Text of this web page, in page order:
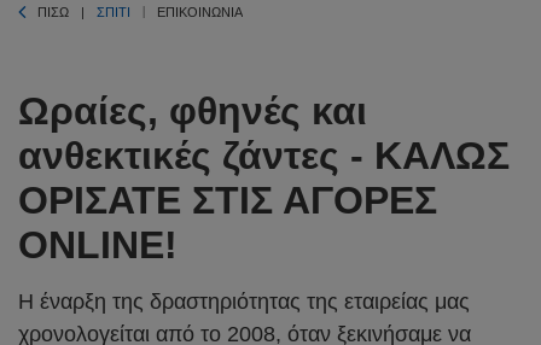
ΠΊΣΩ ΣΠΊΤΙ ΕΠΙΚΟΙΝΩΝΊΑ
Ωραίες, φθηνές και
ανθεκτικές ζάντες - ΚΑΛΩΣ
ΟΡΙΣΑΤΕ ΣΤΙΣ ΑΓΟΡΕΣ
ONLINE!
Η έναρξη της δραστηριότητας της εταιρείας μας
χρονολογείται από το 2008, όταν ξεκινήσαμε να